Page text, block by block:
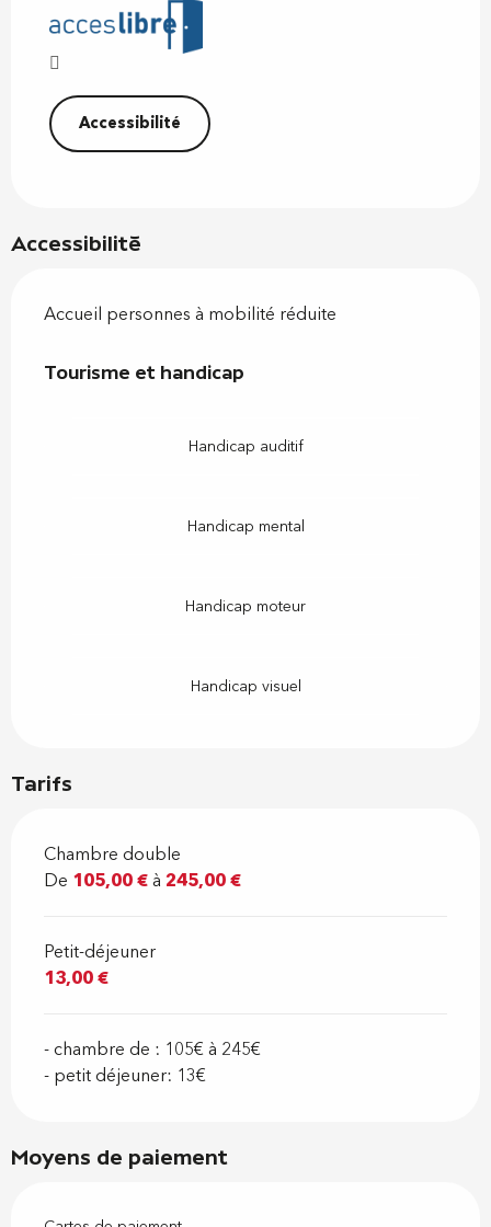
Accessibilité
Accessibilité
Accueil personnes à mobilité réduite
Tourisme et handicap
Tourisme et handicap
Handicap auditif
Handicap mental
Handicap moteur
Handicap visuel
Tarifs
Chambre double
De 105,00 €à 245,00 €
Petit-déjeuner
13,00 €
- chambre de : 105€ à 245€
- petit déjeuner: 13€
Moyens de paiement